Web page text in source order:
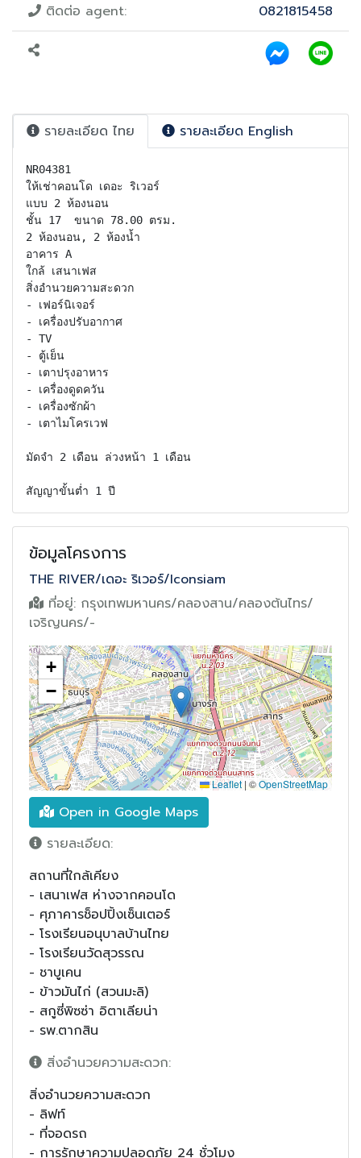
ติดต่อ agent: 0821815458
รายละเอียด ไทย รายละเอียด English
NR04381
ให้เช่าคอนโด เดอะ ริเวอร์
แบบ 2 ห้องนอน
ชั้น 17  ขนาด 78.00 ตรม.
2 ห้องนอน, 2 ห้องน้ำ
อาคาร A
ใกล้ เสนาเฟส
สิ่งอำนวยความสะดวก
- เฟอร์นิเจอร์
- เครื่องปรับอากาศ
- TV
- ตู้เย็น
- เตาปรุงอาหาร
- เครื่องดูดควัน
- เครื่องซักผ้า
- เตาไมโครเวฟ
มัดจำ 2 เดือน ล่วงหน้า 1 เดือน
สัญญาขั้นต่ำ 1 ปี
ข้อมูลโครงการ
THE RIVER/เดอะ ริเวอร์/Iconsiam
ที่อยู่: กรุงเทพมหานคร/คลองสาน/คลองต้นไทร/
เจริญนคร/-
+
−
Leaflet |©OpenStreetMap
Open in Google Maps
รายละเอียด:
สถานที่ใกล้เคียง
- เสนาเฟส ห่างจากคอนโด
- ศุภาคารช็อปปิ้งเซ็นเตอร์
- โรงเรียนอนุบาลบ้านไทย
- โรงเรียนวัดสุวรรณ
- ชาบูเคน
- ข้าวมันไก่ (สวนมะลิ)
- สกูซี่พิซซ่า อิตาเลียน่า
- รพ.ตากสิน
สิ่งอำนวยความสะดวก:
สิ่งอำนวยความสะดวก
- ลิฟท์
- ที่จอดรถ
- การรักษาความปลอดภัย 24 ชั่วโมง